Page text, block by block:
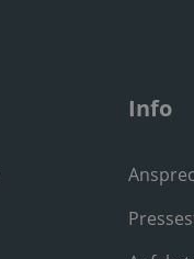
Info